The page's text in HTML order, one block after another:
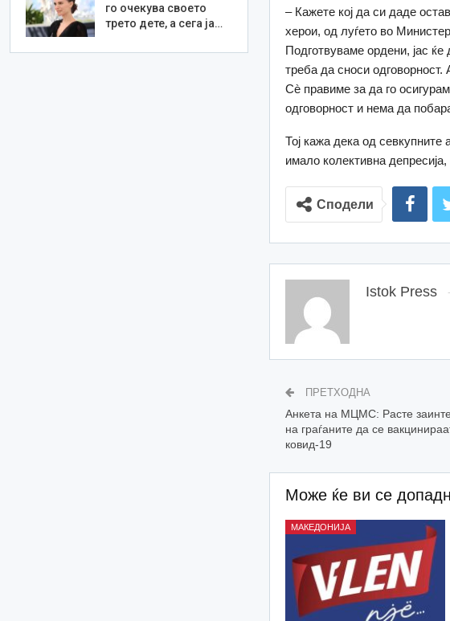
– Кажете кој да си даде
херои, од луѓето во
Подготвуваме ордени, јас
треба да сноси одговорност.
Сè правиме за да го
одговорност и нема да
Тој кажа дека од севкупните
имало колективна
Сподели
Istok Press
ПРЕТХОДНА
Анкета на МЦМС: Расте
на граѓаните да се
ковид-19
Може ќе ви се
МАКЕДОНИЈА
го очекува своето
трето дете, а сега ја…